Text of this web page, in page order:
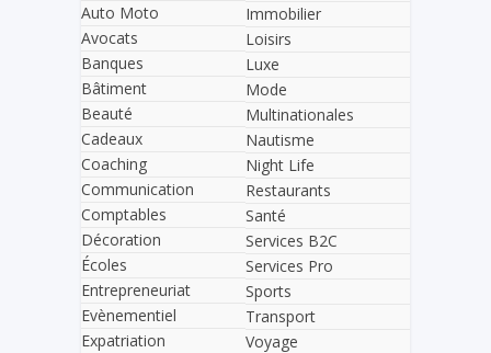
Auto Moto
Avocats
Banques
Bâtiment
Beauté
Cadeaux
Coaching
Communication
Comptables
Décoration
Écoles
Entrepreneuriat
Evènementiel
Expatriation
Immobilier
Loisirs
Luxe
Mode
Multinationales
Nautisme
Night Life
Restaurants
Santé
Services B2C
Services Pro
Sports
Transport
Voyage